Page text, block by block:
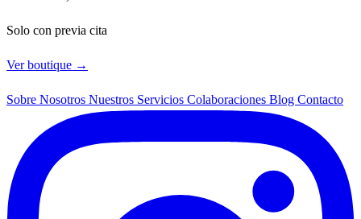
Solo con previa cita
Ver boutique →
Sobre Nosotros Nuestros Servicios Colaboraciones Blog Contacto